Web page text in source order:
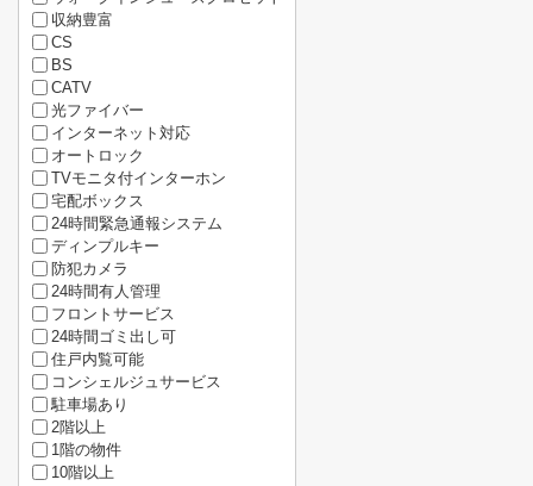
収納豊富
CS
BS
CATV
光ファイバー
インターネット対応
オートロック
TVモニタ付インターホン
宅配ボックス
24時間緊急通報システム
ディンプルキー
防犯カメラ
24時間有人管理
フロントサービス
24時間ゴミ出し可
住戸内覧可能
コンシェルジュサービス
駐車場あり
2階以上
1階の物件
10階以上